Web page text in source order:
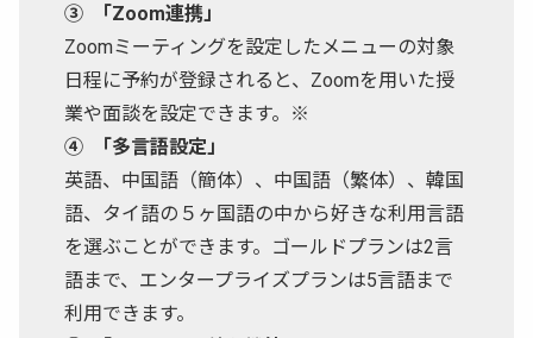
③ 「Zoom連携」
Zoomミーティングを設定したメニューの対象
日程に予約が登録されると、Zoomを用いた授
業や面談を設定できます。
※
④ 「多言語設定」
英語、中国語（簡体）、中国語（繁体）、韓国
語、タイ語の５ヶ国語の中から好きな利用言語
を選ぶことができます。ゴールドプランは2言
語まで、エンタープライズプランは5言語まで
利用できます。